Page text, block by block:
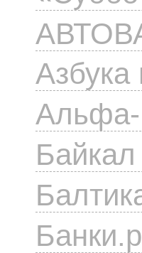
Азбука
Байкал